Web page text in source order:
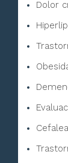
Dolor